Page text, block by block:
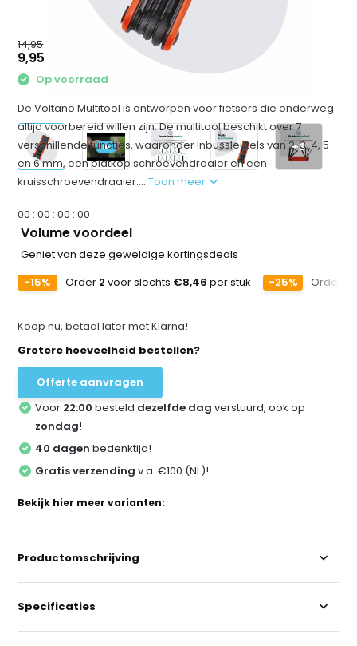
+3
14,95
9,95
Op voorraad
De Voltano Multitool is ontworpen voor fietsers die onderweg
altijd voorbereid willen zijn. De multitool beschikt over 7
verschillende functies, waaronder inbussleutels van 2, 3, 4, 5
en 6 mm, een platkop schroevendraaier en een
kruisschroevendraaier....Toon meer
00 :00 :00 :00
Volume voordeel
Geniet van deze geweldige kortingsdeals
-15%
Order 2 voor slechts €8,46 per stuk -25% Order
Koop nu, betaal later met Klarna!
Grotere hoeveelheid bestellen?
Offerte aanvragen
Voor 22:00 besteld dezelfde dag verstuurd, ook op
zondag!
40 dagen bedenktijd!
Gratis verzending v.a. €100 (NL)!
Bekijk hier meer varianten:
Productomschrijving
Specificaties